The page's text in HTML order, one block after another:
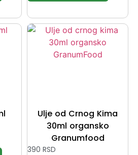
Ulje od Crnog Kima
30ml organsko
Granumfood
390 RSD